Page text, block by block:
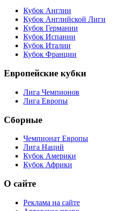
Чемпионат Франции
Чемпионат России
Национальные кубки
Кубок Англии
Кубок Английской Лиги
Кубок Германии
Кубок Италии
Кубок Франции
Европейские кубки
Лига Чемпионов
Лига Европы
Сборные
Чемпионат Европы
Кубок Америки